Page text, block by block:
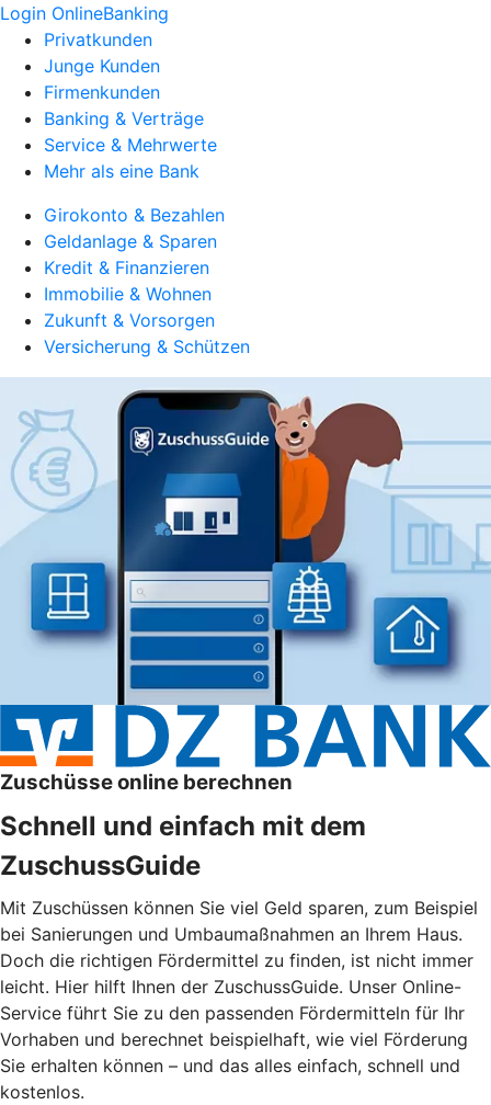
Login OnlineBanking
Privatkunden
Junge Kunden
Firmenkunden
Banking & Verträge
Service & Mehrwerte
Mehr als eine Bank
Girokonto & Bezahlen
Geldanlage & Sparen
Kredit & Finanzieren
Immobilie & Wohnen
Zukunft & Vorsorgen
Versicherung & Schützen
Zuschüsse online berechnen
Schnell und einfach mit dem
ZuschussGuide
Mit Zuschüssen können Sie viel Geld sparen, zum Beispiel
bei Sanierungen und Umbaumaßnahmen an Ihrem Haus.
Doch die richtigen Fördermittel zu finden, ist nicht immer
leicht. Hier hilft Ihnen der ZuschussGuide. Unser Online-
Service führt Sie zu den passenden Fördermitteln für Ihr
Vorhaben und berechnet beispielhaft, wie viel Förderung
Sie erhalten können – und das alles einfach, schnell und
kostenlos.